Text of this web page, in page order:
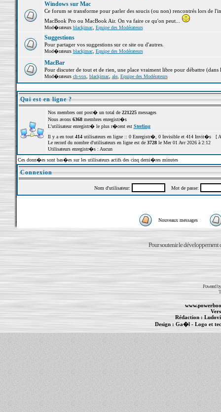
Windows sur Mac
Ce forum se transforme pour parler des soucis (ou non) rencontrés lors de
MacBook Pro ou MacBook Air. On va faire ce qu'on peut...
Mod�rateurs blackjmac, Equipe des Modérateurs
Suggestions
Pour partager vos suggestions sur ce site ou d'autres.
Mod�rateurs blackjmac, Equipe des Modérateurs
MacBar
Pour discuter de tout et de rien, une place vraiment libre pour débattre (dans
Mod�rateurs ch-vox, blackjmac, ale, Equipe des Modérateurs
Qui est en ligne ?
Nos membres ont post� un total de 221225messages
Nous avons 6368membres enregistr�s
L'utilisateur enregistr� le plus r�cent est Sterling
Il y a en tout 414utilisateurs en ligne :: 0 Enregistr�, 0 Invisible et 414 Invit�s [
Le record du nombre d'utilisateurs en ligne est de 3728le Mer 01 Avr 2026 à 2:12
Utilisateurs enregistr�s : Aucun
Ces donn�es sont bas�es sur les utilisateurs actifs des cinq derni�res minutes
Connexion
Nom d'utilisateur: Mot de passe:
Nouveaux messages
Pour soutenir le développement
Powered
Rédaction :
Design : Ga�l- Logo et